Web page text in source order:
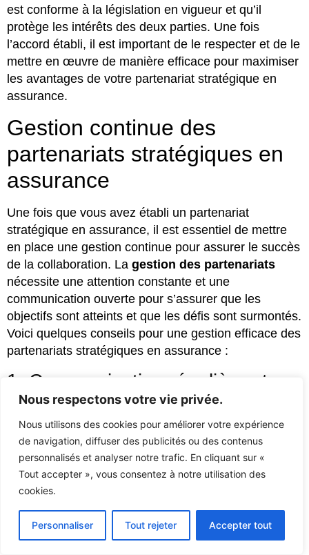
Nous respectons votre vie privée.
Nous utilisons des cookies pour améliorer votre expérience
de navigation, diffuser des publicités ou des contenus
personnalisés et analyser notre trafic. En cliquant sur «
Tout accepter », vous consentez à notre utilisation des
cookies.
Personnaliser Tout rejeter Accepter tout
est conforme à la législation en vigueur et qu’il
protège les intérêts des deux parties. Une fois
l’accord établi, il est important de le respecter et de le
mettre en œuvre de manière efficace pour maximiser
les avantages de votre partenariat stratégique en
assurance.
Gestion continue des
partenariats stratégiques en
assurance
Une fois que vous avez établi un partenariat
stratégique en assurance, il est essentiel de mettre
en place une gestion continue pour assurer le succès
de la collaboration. La gestion des partenariats
nécessite une attention constante et une
communication ouverte pour s’assurer que les
objectifs sont atteints et que les défis sont surmontés.
Voici quelques conseils pour une gestion efficace des
partenariats stratégiques en assurance :
1. Communication régulière et
ouverte :
Maintenez une communication régulière avec votre
partenaire stratégique en organisant des réunions
fréquentes pour discuter des progrès, des défis et
des opportunités. Veillez à ce que les canaux de
échanges d’informations et la résolution rapide des
problèmes. Une communication transparente